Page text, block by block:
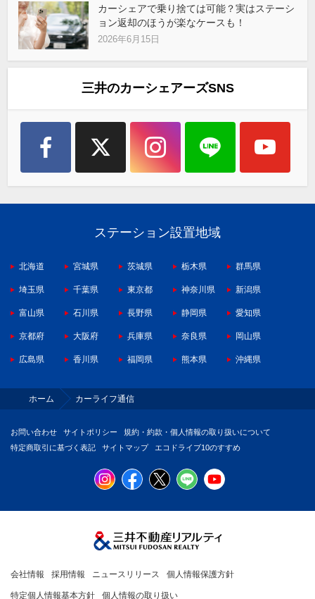
カーシェアで乗り捨ては可能？実はステーシ
ョン返却のほうが楽なケースも！
2026年6月15日
三井のカーシェアーズSNS
ステーション設置地域
北海道 宮城県 茨城県 栃木県 群馬県
埼玉県 千葉県 東京都 神奈川県 新潟県
富山県 石川県 長野県 静岡県 愛知県
京都府 大阪府 兵庫県 奈良県 岡山県
広島県 香川県 福岡県 熊本県 沖縄県
ホーム カーライフ通信
お問い合わせ サイトポリシー
規約・約款・個人情報の取り扱いについて
特定商取引に基づく表記
サイトマップ エコドライブ10のすすめ
会社情報 採用情報 ニュースリリース 個人情報保護方針
特定個人情報基本方針 個人情報の取り扱い